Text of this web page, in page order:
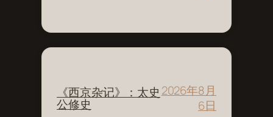
《西京杂记》：太史
公修史
2026年8月
6日